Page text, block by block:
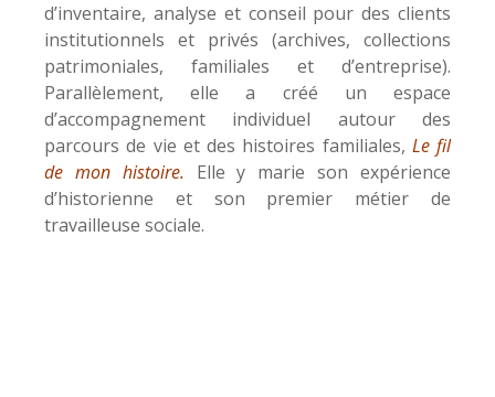
d’inventaire, analyse et conseil pour des clients
institutionnels et privés (archives, collections
patrimoniales, familiales et d’entreprise).
Parallèlement, elle a créé un espace
d’accompagnement individuel autour des
parcours de vie et des histoires familiales, Le fil
de mon histoire. Elle y marie son expérience
d’historienne et son premier métier de
travailleuse sociale.